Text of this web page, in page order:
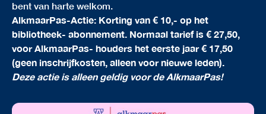
bent van harte welkom.
AlkmaarPas-Actie: Korting van € 10,- op het
bibliotheek- abonnement. Normaal tarief is € 27,50,
voor AlkmaarPas- houders het eerste jaar € 17,50
(geen inschrijfkosten, alleen voor nieuwe leden).
Deze actie is alleen geldig voor de AlkmaarPas!